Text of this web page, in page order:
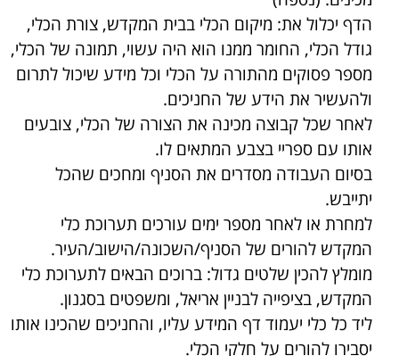
הדף יכלול את: מיקום הכלי בבית המקדש, צורת הכלי,
גודל הכלי, החומר ממנו הוא היה עשוי, תמונה של הכלי,
מספר פסוקים מהתורה על הכלי וכל מידע שיכול לתרום
ולהעשיר את הידע של החניכים.
לאחר שכל קבוצה מכינה את הצורה של הכלי, צובעים
אותו עם ספריי בצבע המתאים לו.
בסיום העבודה מסדרים את הסניף ומחכים שהכל
יתייבש.
למחרת או לאחר מספר ימים עורכים תערוכת כלי
המקדש להורים של הסניף/השכונה/הישוב/העיר.
מומלץ להכין שלטים גדול: ברוכים הבאים לתערוכת כלי
המקדש, בציפייה לבניין אריאל, ומשפטים בסגנון.
ליד כל כלי יעמוד דף המידע עליו, והחניכים שהכינו אותו
יסבירו להורים על חלקי הכלי.